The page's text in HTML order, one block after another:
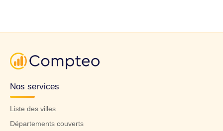
Nos services
Liste des villes
Départements couverts